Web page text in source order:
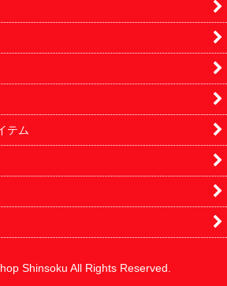
テム
Shinsoku All Rights Reserved.